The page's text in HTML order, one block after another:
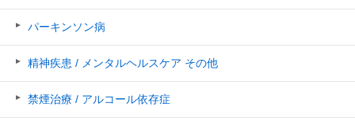
パーキンソン病
精神疾患 / メンタルヘルスケア その他
禁煙治療 / アルコール依存症